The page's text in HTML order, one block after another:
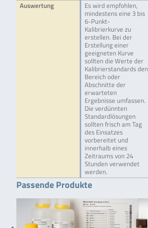
Auswertung
Es wird empfohlen,
mindestens eine 3 bis
6-Punkt-
Kalibrierkurve zu
erstellen. Bei der
Erstellung einer
geeigneten Kurve
sollten die Werte der
Kalibrierstandards den
Bereich oder
Abschnitte der
erwarteten
Ergebnisse umfassen.
Die verdünnten
Standardlösungen
sollten frisch am Tag
des Einsatzes
vorbereitet und
innerhalb eines
Zeitraums von 24
Stunden verwendet
werden.
Passende Produkte